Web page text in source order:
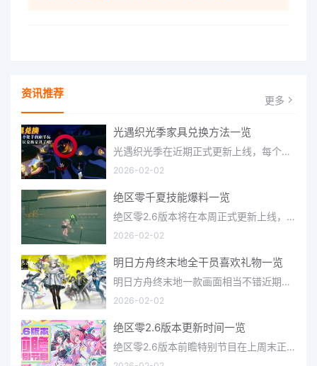
资讯推荐 更多
光遇织光季家具兑换方法一览
光遇织光季在近期正式更新上线，每个季节都有着许多全新内容和资讯可以让你来体验，不少刚体验的小伙伴想要知道
2026-02-02
绝区零千夏技能爆料一览
绝区零2.6版本将在本周正式更新上线，上周的前瞻直播官方给玩家们带来关于最新版本的卡池信息和相关活动内容，
2026-02-02
明日方舟终末地全干员喜欢礼物一览
明日方舟终末地一款画面相当不错近期非常火爆的大型二次元冒险游戏，这里有相当多好看的干员可以让你来抽取并
2026-02-02
绝区零2.6版本更新时间一览
绝区零2.6版本前瞻特别节目在上周末正式播出，官方给玩家们带来了许多关于最新版本的相关资讯和上线时间，不少